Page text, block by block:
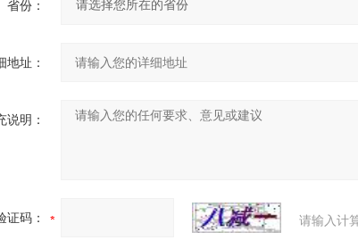
省份：
地址：
说明：
证码： 请输入计